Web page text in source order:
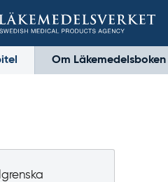
Om Läkemedelsboken